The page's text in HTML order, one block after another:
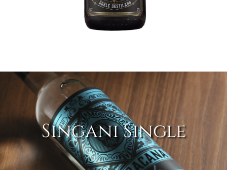
Singani Single